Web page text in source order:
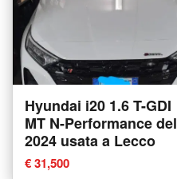
Hyundai i20 1.6 T-GDI
MT N-Performance del
2024 usata a Lecco
€ 31,500